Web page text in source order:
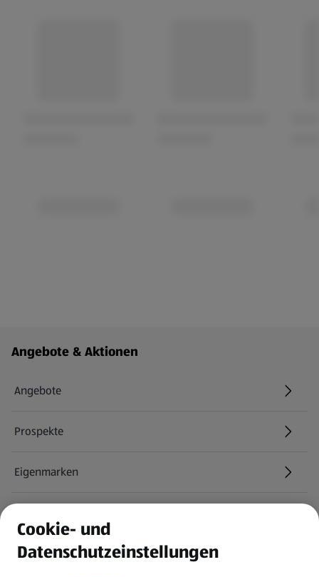
Fußzeilenmenü - weitere Links
Angebote & Aktionen
Angebote
Prospekte
Eigenmarken
Newsletter
Cookie- und
Datenschutzeinstellungen